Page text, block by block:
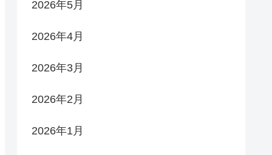
2026年5月
2026年4月
2026年3月
2026年2月
2026年1月